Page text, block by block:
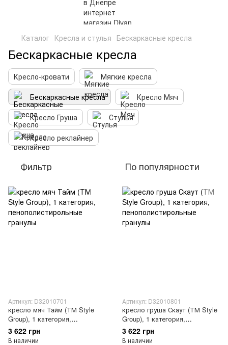
Каталог Кресла и стулья Бескаркасные кресла
Бескаркасные кресла
Кресло-кровати
Мягкие кресла
Бескаркасные кресла
Кресло Мяч
Кресло Груша
Стулья
Кресло реклайнер
Фильтр По популярности
Артикул: D32010701
кресло мяч Тайм (ТМ Style
Group), 1 категория,
пенополистирольные гранулы
3 622 грн
В наличии
Артикул: D32010801
кресло груша Скаут (ТМ Style
Group), 1 категория,
пенополистирольные гранулы
3 622 грн
В наличии